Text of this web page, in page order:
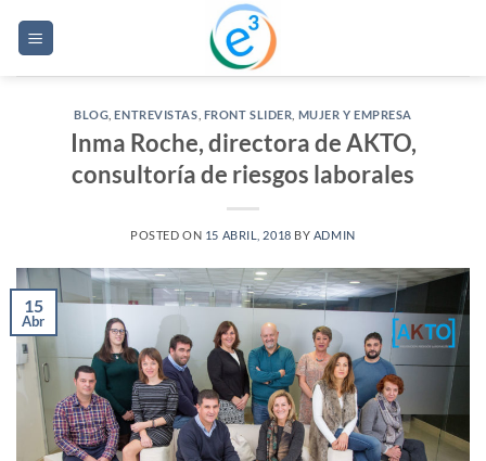
BLOG ,ENTREVISTAS FRONT SLIDER MUJER Y EMPRESA
Inma Roche, directora de AKTO,
consultoría de riesgos laborales
POSTED ON 15 ABRIL, 2018 BY ADMIN
15
Abr